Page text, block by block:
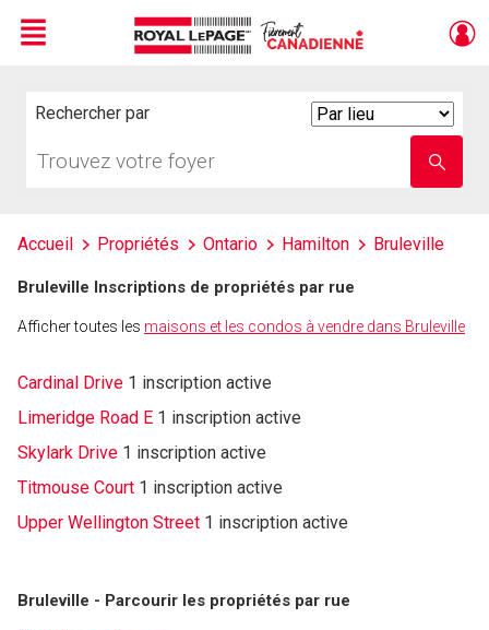
Menu
Rechercher par
votre
nom
Accueil Propriétés Ontario Hamilton Bruleville
Bruleville Inscriptions de propriétés par rue
Afficher toutes les maisons et les condos à vendre dans Bruleville
Cardinal Drive 1 inscription active
Limeridge Road E 1 inscription active
Skylark Drive 1 inscription active
Titmouse Court 1 inscription active
Upper Wellington Street 1 inscription active
Bruleville - Parcourir les propriétés par rue